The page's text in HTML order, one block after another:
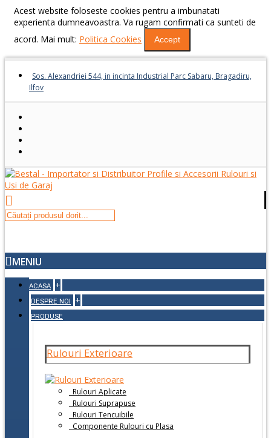
Acest website foloseste cookies pentru a imbunatati
experienta dumneavoastra. Va rugam confirmati ca sunteti de
acord. Mai mult: Politica Cookies Accept
Sos. Alexandriei 544, in incinta Industrial Parc Sabaru, Bragadiru,
Ilfov
MENIU
ACASA +
DESPRE NOI +
PRODUSE
Rulouri Exterioare
Rulouri Aplicate
Rulouri Suprapuse
Rulouri Tencuibile
Componente Rulouri cu Plasa